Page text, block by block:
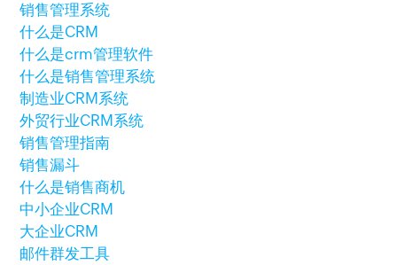
销售管理系统
什么是CRM
什么是crm管理软件
什么是销售管理系统
制造业CRM系统
外贸行业CRM系统
销售管理指南
销售漏斗
什么是销售商机
中小企业CRM
大企业CRM
邮件群发工具